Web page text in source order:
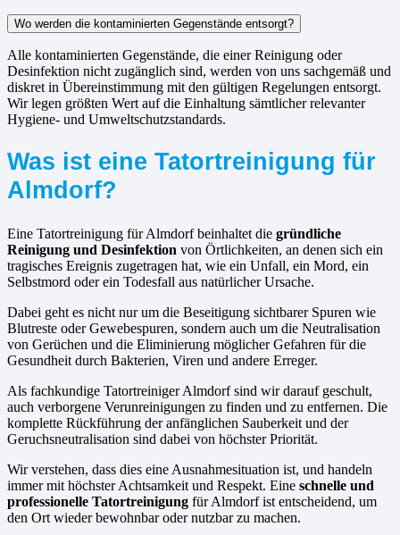
Wo werden die kontaminierten Gegenstände entsorgt?
Alle kontaminierten Gegenstände, die einer Reinigung oder
Desinfektion nicht zugänglich sind, werden von uns sachgemäß und
diskret in Übereinstimmung mit den gültigen Regelungen entsorgt.
Wir legen größten Wert auf die Einhaltung sämtlicher relevanter
Hygiene- und Umweltschutzstandards.
Was ist eine Tatortreinigung für
Almdorf?
Eine Tatortreinigung für Almdorf beinhaltet die gründliche
Reinigung und Desinfektion von Örtlichkeiten, an denen sich ein
tragisches Ereignis zugetragen hat, wie ein Unfall, ein Mord, ein
Selbstmord oder ein Todesfall aus natürlicher Ursache.
Dabei geht es nicht nur um die Beseitigung sichtbarer Spuren wie
Blutreste oder Gewebespuren, sondern auch um die Neutralisation
von Gerüchen und die Eliminierung möglicher Gefahren für die
Gesundheit durch Bakterien, Viren und andere Erreger.
Als fachkundige Tatortreiniger Almdorf sind wir darauf geschult,
auch verborgene Verunreinigungen zu finden und zu entfernen. Die
komplette Rückführung der anfänglichen Sauberkeit und der
Geruchsneutralisation sind dabei von höchster Priorität.
Wir verstehen, dass dies eine Ausnahmesituation ist, und handeln
immer mit höchster Achtsamkeit und Respekt. Eine schnelle und
professionelle Tatortreinigung für Almdorf ist entscheidend, um
den Ort wieder bewohnbar oder nutzbar zu machen.